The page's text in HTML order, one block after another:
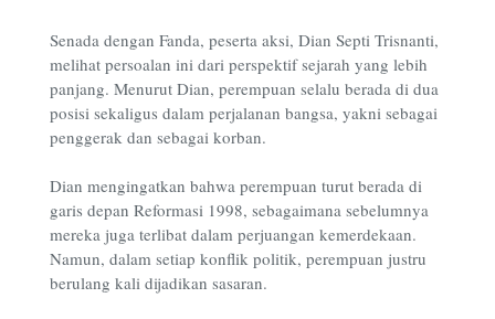
Senada dengan Fanda, peserta aksi, Dian Septi Trisnanti,
melihat persoalan ini dari perspektif sejarah yang lebih
panjang. Menurut Dian, perempuan selalu berada di dua
posisi sekaligus dalam perjalanan bangsa, yakni sebagai
penggerak dan sebagai korban.
Dian mengingatkan bahwa perempuan turut berada di
garis depan Reformasi 1998, sebagaimana sebelumnya
mereka juga terlibat dalam perjuangan kemerdekaan.
Namun, dalam setiap konflik politik, perempuan justru
berulang kali dijadikan sasaran.